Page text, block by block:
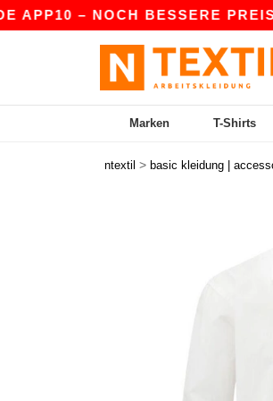
– NOCH BESSERE PREISE IN
Marken T-Shirts
ntextil > basic kleidung |